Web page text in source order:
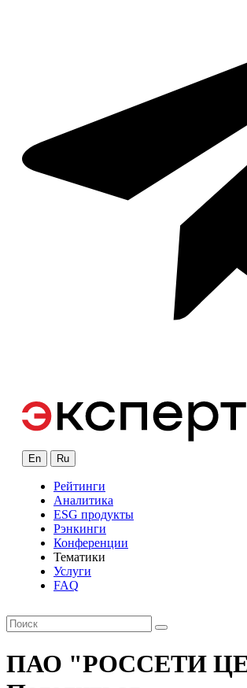
En Ru
Рейтинги
Аналитика
ESG продукты
Рэнкинги
Конференции
Тематики
Услуги
FAQ
ПАО "РОССЕТИ